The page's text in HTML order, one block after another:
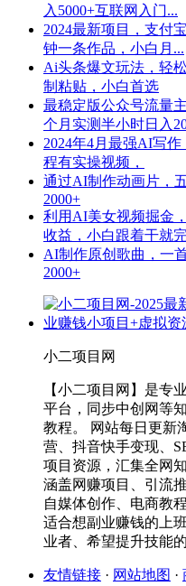
入5000+互联网入门...
2024最新项目，支付
钟一条作品，小白月...
Ai头条爆文玩法，轻
制粘贴，小白首选
最稳定版公众号流量
个月实测半小时日入
2024年4月最强AI写作
程有实操视频，
通过AI制作动画片，
2000+
利用AI美女视频掘金
收益，小白跟着干就
AI制作原创歌曲，一
2000+
小二项目网
【小二项目网】是专
平台，同步中创网等
教程。 网站每日更新
营、抖音快手变现、
项目资源，汇集全网
涵盖网赚项目、引流
自媒体创作、电商教
适合想副业赚钱的上
业者、希望提升技能
友情链接 · 网站地图 ·